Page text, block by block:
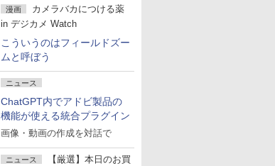
漫画
カメラバカにつける薬
in デジカメ Watch
こういうのはフィールドズー
ムと呼ぼう
ニュース
ChatGPT内でアドビ製品の
機能が使える統合プラグイン
画像・動画の作成を対話で
ニュース 【厳選】本日のお買